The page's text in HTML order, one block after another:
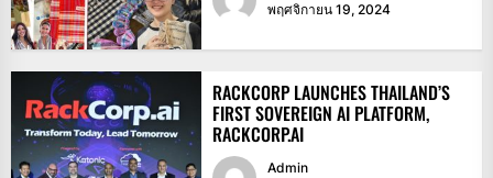
พฤศจิกายน 19, 2024
RACKCORP LAUNCHES THAILAND’S
FIRST SOVEREIGN AI PLATFORM,
RACKCORP.AI
Admin